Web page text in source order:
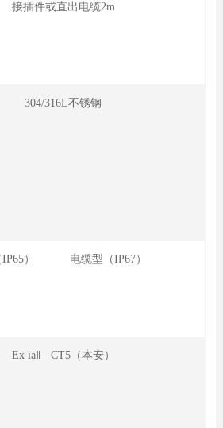
接插件或直出电缆2m
304/316L不锈钢
IP65） 电缆型（IP67）
Ex iaⅡ CT5（本安）